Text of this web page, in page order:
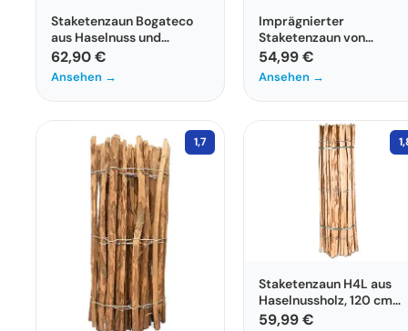
Staketenzaun Bogateco
aus Haselnuss und
Kastanie
62,90 €
Ansehen →
Imprägnierter
Staketenzaun von
BooGardi in 12 Größen,
cm hoch
54,99 €
Ansehen →
1,7
Staketenzaun H4L aus
Haselnussholz, 120 cm
hoch, 5 m lang
59,99 €